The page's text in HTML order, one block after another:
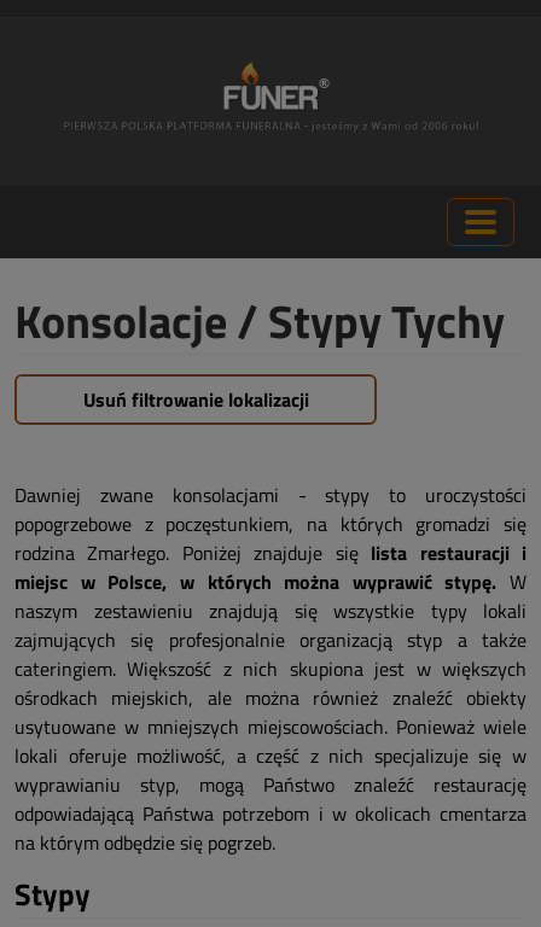
Konsolacje / Stypy Tychy
Usuń filtrowanie lokalizacji
Dawniej zwane konsolacjami - stypy to uroczystości
popogrzebowe z poczęstunkiem, na których gromadzi się
rodzina Zmarłego. Poniżej znajduje się lista restauracji i
miejsc w Polsce, w których można wyprawić stypę. W
naszym zestawieniu znajdują się wszystkie typy lokali
zajmujących się profesjonalnie organizacją styp a także
cateringiem. Większość z nich skupiona jest w większych
ośrodkach miejskich, ale można również znaleźć obiekty
usytuowane w mniejszych miejscowościach. Ponieważ wiele
lokali oferuje możliwość, a część z nich specjalizuje się w
wyprawianiu styp, mogą Państwo znaleźć restaurację
odpowiadającą Państwa potrzebom i w okolicach cmentarza
na którym odbędzie się pogrzeb.
Stypy